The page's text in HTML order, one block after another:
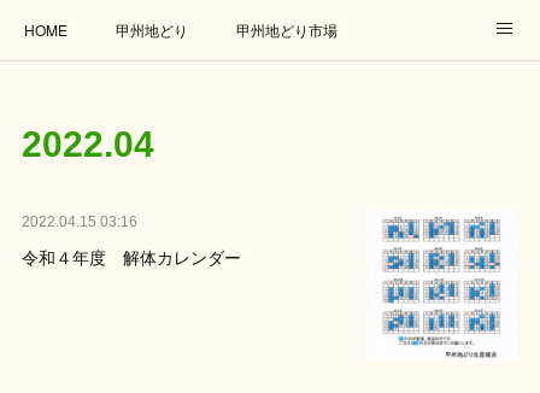
HOME 甲州地どり 甲州地どり市場
取扱店 連携企業
2022.04
2022.04.15 03:16
令和４年度 解体カレンダー